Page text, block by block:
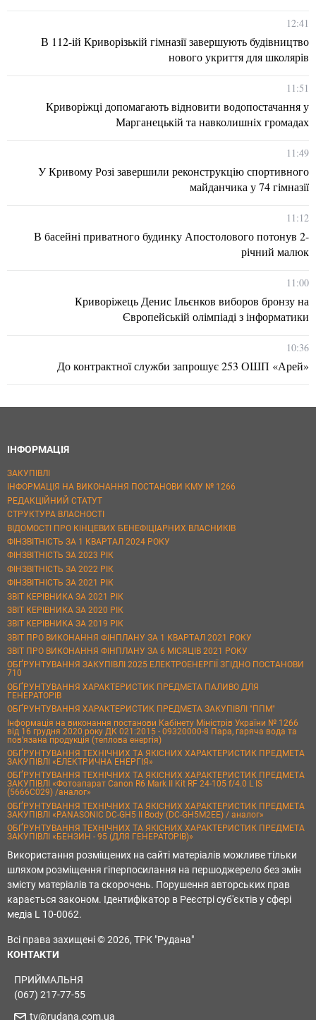
12:41
В 112-ій Криворізькій гімназії завершують будівництво
нового укриття для школярів
11:51
Криворіжці допомагають відновити водопостачання у
Марганецькій та навколишніх громадах
11:49
У Кривому Розі завершили реконструкцію спортивного
майданчика у 74 гімназії
11:12
В басейні приватного будинку Апостолового потонув 2-
річний малюк
11:00
Криворіжець Денис Ільєнков виборов бронзу на
Європейській олімпіаді з інформатики
10:36
До контрактної служби запрошує 253 ОШП «Арей»
ІНФОРМАЦІЯ
ЗАКУПІВЛІ
ІНФОРМАЦІЯ НА ВИКОНАННЯ ПОСТАНОВИ КМУ № 1266
РЕДАКЦІЙНИЙ СТАТУТ
СТРУКТУРА ВЛАСНОСТІ
ВІДОМОСТІ ПРО КІНЦЕВИХ БЕНЕФІЦІАРНИХ ВЛАСНИКІВ
ФІНЗВІТНІСТЬ ЗА 1 КВАРТАЛ 2024 РОКУ
ФІНЗВІТНІСТЬ ЗА 2023 РІК
ФІНЗВІТНІСТЬ ЗА 2022 РІК
ФІНЗВІТНІСТЬ ЗА 2021 РІК
ЗВІТ КЕРІВНИКА ЗА 2021 РІК
ЗВІТ КЕРІВНИКА ЗА 2020 РІК
ЗВІТ КЕРІВНИКА ЗА 2019 РІК
ЗВІТ ПРО ВИКОНАННЯ ФІНПЛАНУ ЗА 1 КВАРТАЛ 2021 РОКУ
ЗВІТ ПРО ВИКОНАННЯ ФІНПЛАНУ ЗА 6 МІСЯЦІВ 2021 РОКУ
ОБҐРУНТУВАННЯ ЗАКУПІВЛІ 2025 ЕЛЕКТРОЕНЕРГІЇ ЗГІДНО ПОСТАНОВИ
710
ОБҐРУНТУВАННЯ ХАРАКТЕРИСТИК ПРЕДМЕТА ПАЛИВО ДЛЯ
ГЕНЕРАТОРІВ
ОБҐРУНТУВАННЯ ХАРАКТЕРИСТИК ПРЕДМЕТА ЗАКУПІВЛІ "ППМ"
Інформація на виконання постанови Кабінету Міністрів України № 1266
від 16 грудня 2020 року ДК 021:2015 - 09320000-8 Пара, гаряча вода та
пов’язана продукція (теплова енергія)
ОБҐРУНТУВАННЯ ТЕХНІЧНИХ ТА ЯКІСНИХ ХАРАКТЕРИСТИК ПРЕДМЕТА
ЗАКУПІВЛІ «ЕЛЕКТРИЧНА ЕНЕРГІЯ»
ОБҐРУНТУВАННЯ ТЕХНІЧНИХ ТА ЯКІСНИХ ХАРАКТЕРИСТИК ПРЕДМЕТА
ЗАКУПІВЛІ «Фотоапарат Canon R6 Mark II Kit RF 24-105 f/4.0 L IS
(5666C029) /аналог»
ОБҐРУНТУВАННЯ ТЕХНІЧНИХ ТА ЯКІСНИХ ХАРАКТЕРИСТИК ПРЕДМЕТА
ЗАКУПІВЛІ «PANASONIC DC-GH5 II Body (DC-GH5M2EE) / аналог»
ОБҐРУНТУВАННЯ ТЕХНІЧНИХ ТА ЯКІСНИХ ХАРАКТЕРИСТИК ПРЕДМЕТА
ЗАКУПІВЛІ «БЕНЗИН - 95 (ДЛЯ ГЕНЕРАТОРІВ)»
Використання розміщених на сайті матеріалів можливе тільки
шляхом розміщення гіперпосилання на першоджерело без змін
змісту матеріалів та скорочень. Порушення авторських прав
карається законом. Ідентифікатор в Реєстрі суб'єктів у сфері
медіа L 10-0062.
Всі права захищені © 2026, ТРК "Рудана"
КОНТАКТИ
ПРИЙМАЛЬНЯ
(067) 217-77-55
tv@rudana.com.ua